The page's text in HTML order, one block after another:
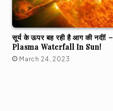
सूर्य के ऊपर बह रही है आग की नदी! –
Plasma Waterfall In Sun!
March 24, 2023